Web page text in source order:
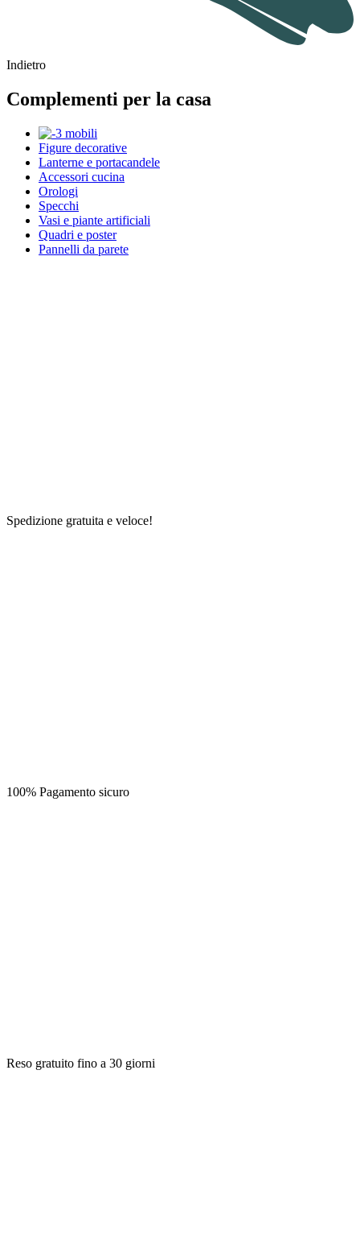
Indietro
Complementi per la casa
Figure decorative
Lanterne e portacandele
Accessori cucina
Orologi
Specchi
Vasi e piante artificiali
Quadri e poster
Pannelli da parete
Spedizione gratuita e veloce!
100% Pagamento sicuro
Reso gratuito fino a 30 giorni